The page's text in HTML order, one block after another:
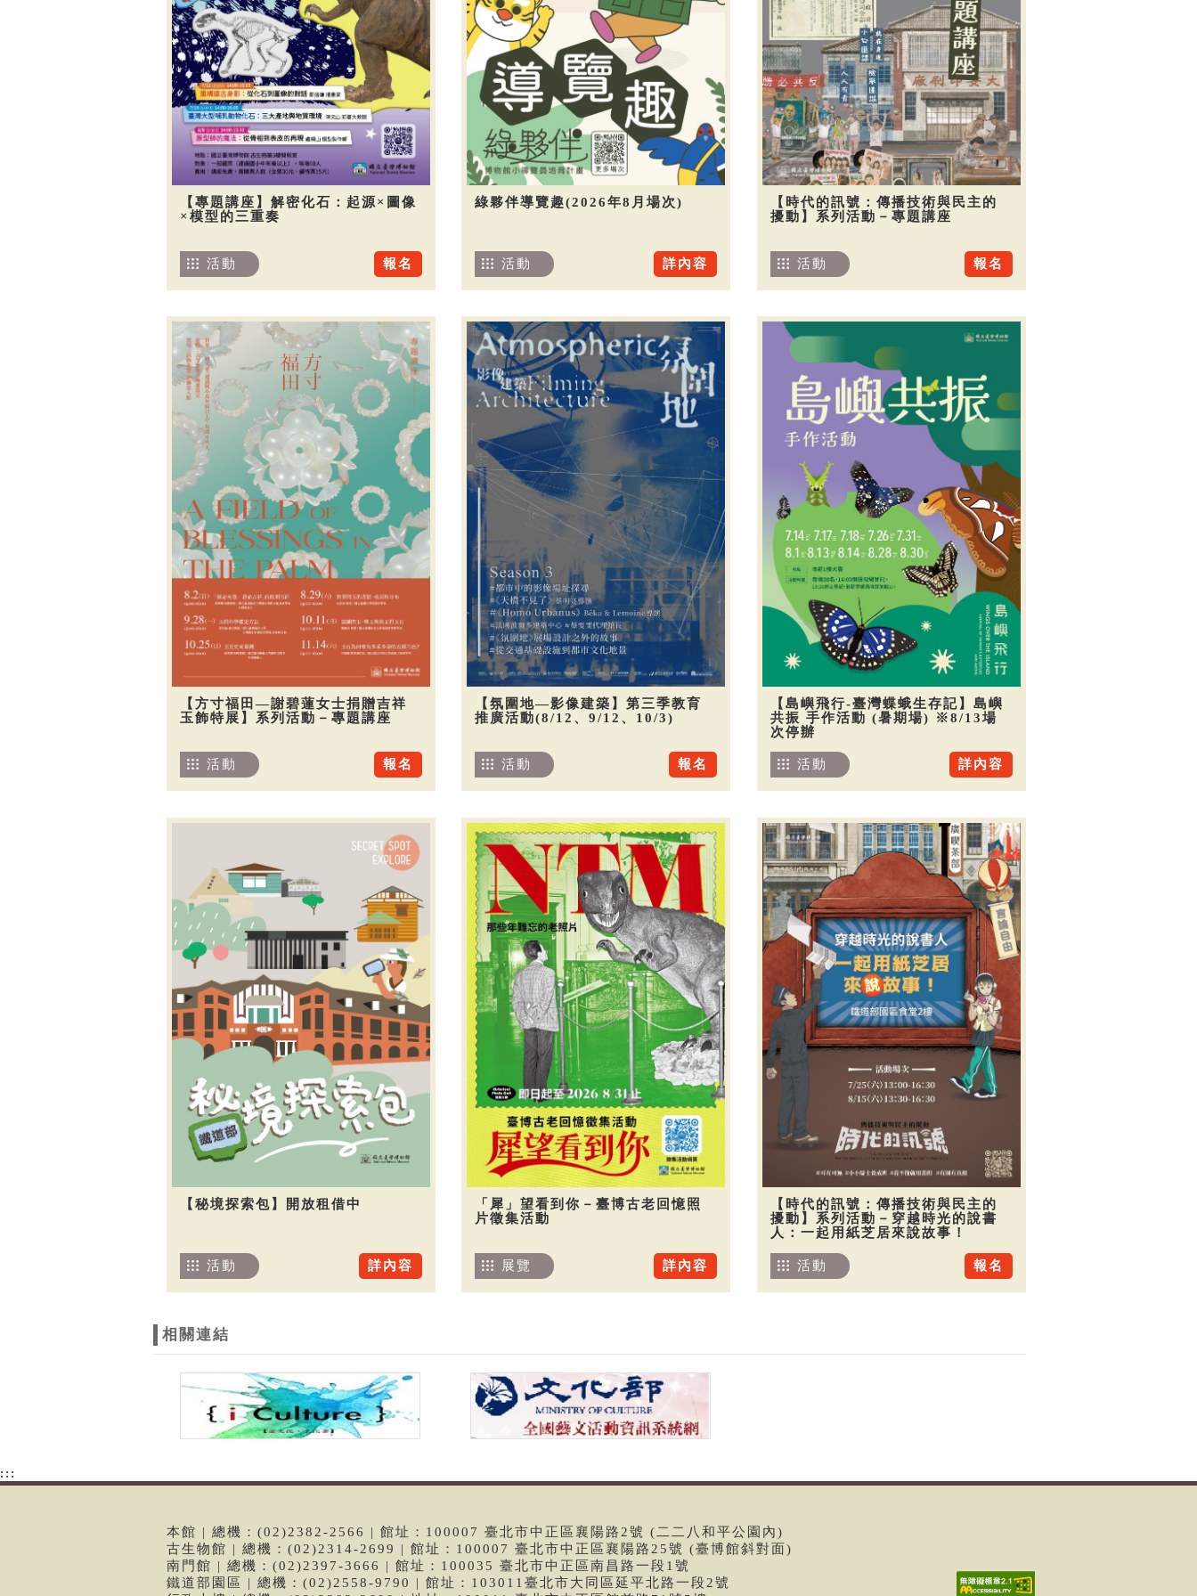
【專題講座】解密化石：起源×圖像
×模型的三重奏
報名
活動
綠夥伴導覽趣(2026年8月場次)
詳內容
活動
【時代的訊號：傳播技術與民主的
擾動】系列活動－專題講座
報名
活動
【方寸福田—謝碧蓮女士捐贈吉祥
玉飾特展】系列活動－專題講座
報名
活動
【氛圍地—影像建築】第三季教育
推廣活動(8/12、9/12、10/3)
報名
活動
【島嶼飛行-臺灣蝶蛾生存記】島嶼
共振 手作活動 (暑期場) ※8/13場
次停辦
詳內容
活動
【秘境探索包】開放租借中
詳內容
活動
「犀」望看到你－臺博古老回憶照
片徵集活動
詳內容
展覽
【時代的訊號：傳播技術與民主的
擾動】系列活動－穿越時光的說書
人：一起用紙芝居來說故事！
報名
活動
相關連結
:::
本館 | 總機：(02)2382-2566 | 館址：100007 臺北市中正區襄陽路2號 (二二八和平公園內)
古生物館 | 總機：(02)2314-2699 | 館址：100007 臺北市中正區襄陽路25號 (臺博館斜對面)
南門館 | 總機：(02)2397-3666 | 館址：100035 臺北市中正區南昌路一段1號
鐵道部園區 | 總機：(02)2558-9790 | 館址：103011臺北市大同區延平北路一段2號